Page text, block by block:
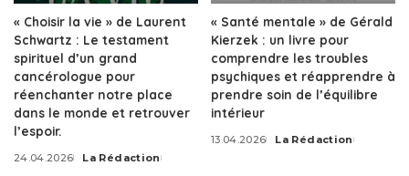
« Choisir la vie » de Laurent
Schwartz : Le testament
spirituel d’un grand
cancérologue pour
réenchanter notre place
dans le monde et retrouver
l’espoir.
24.04.2026
Posted
La Rédaction
« Santé mentale » de Gérald
Kierzek : un livre pour
comprendre les troubles
psychiques et réapprendre à
prendre soin de l’équilibre
intérieur
13.04.2026
Posted
La Rédaction